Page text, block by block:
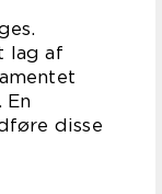
lag af
disse